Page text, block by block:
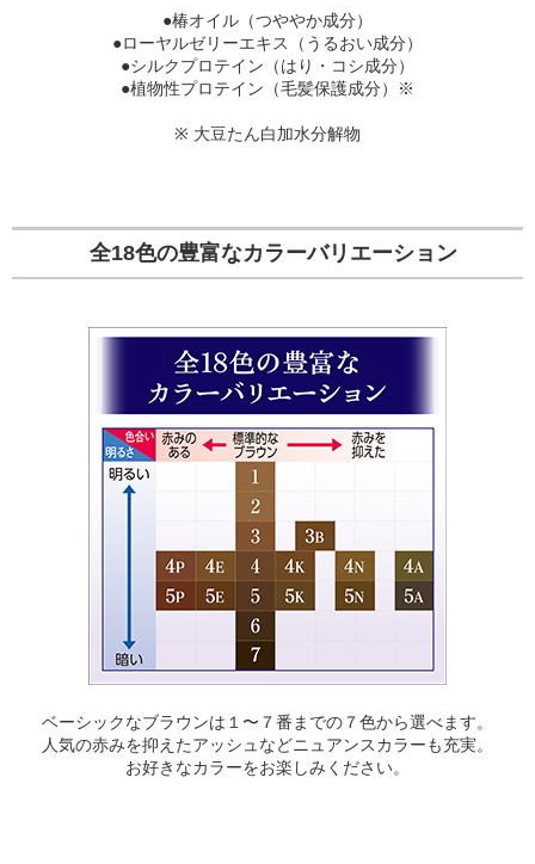
●椿オイル（つややか成分）
●ローヤルゼリーエキス（うるおい成分）
●シルクプロテイン（はり・コシ成分）
●植物性プロテイン（毛髪保護成分）※
※ 大豆たん白加水分解物
全18色の豊富なカラーバリエーション
ベーシックなブラウンは１〜７番までの７色から選べます。
人気の赤みを抑えたアッシュなどニュアンスカラーも充実。
お好きなカラーをお楽しみください。